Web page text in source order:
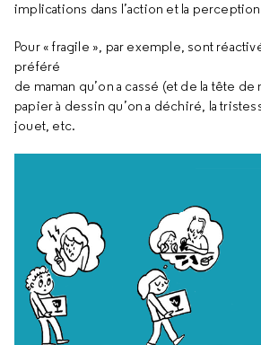
implications dans l’action et la
Pour « fragile », par exemple, sont
préféré
de maman qu’on a cassé (et de la tête de
papier à dessin qu’on a déchiré, la
jouet, etc.